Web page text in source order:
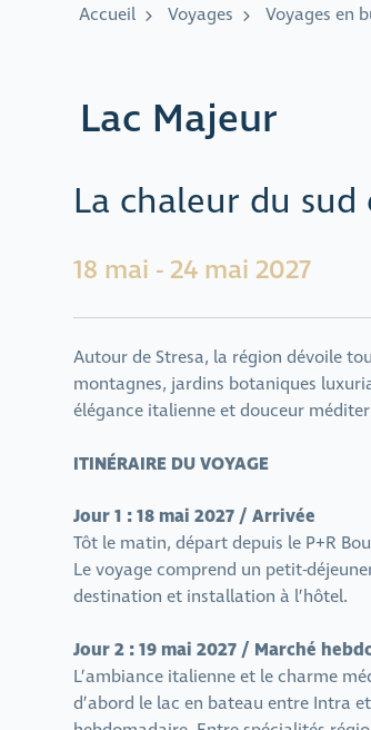
Accueil Voyages Voyages en
Lac Majeur
La chaleur du
18 mai - 24 mai 2027
Autour de Stresa, la région dévoile
montagnes, jardins botaniques
élégance italienne et douceur
ITINÉRAIRE DU VOYAGE
Jour 1 : 18 mai 2027 / Arrivée
Tôt le matin, départ depuis le P+R
Le voyage comprend un petit-
destination et installation à l’hôtel.
Jour 2 : 19 mai 2027 / Marché
L’ambiance italienne et le charme
d’abord le lac en bateau entre Intra